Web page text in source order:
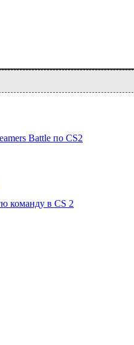
Battle по CS2
команду в CS 2